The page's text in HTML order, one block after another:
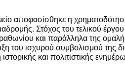
αποφασίσθηκε η
Στόχος του τελικού έργου
και παράλληλα της
του ισχυρού συμβολισμού της
και πολιτιστικής